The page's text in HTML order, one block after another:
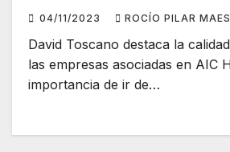
amparo de la Marca
04/11/2023 ROCÍO PILAR
David Toscano destaca la
las empresas asociadas en AIC
importancia de ir de…